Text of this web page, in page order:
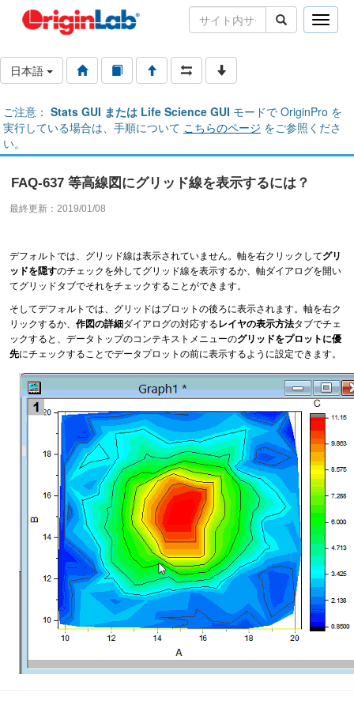
Toggle
日本語
ご注意： Stats GUI または Life Science GUI モードで OriginPro を
実行している場合は、手順について こちらのページ をご参照くださ
い。
FAQ-637 等高線図にグリッド線を表示するには？
最終更新：2019/01/08
デフォルトでは、グリッド線は表示されていません。軸を右クリックしてグリ
ッドを隠すのチェックを外してグリッド線を表示するか、軸ダイアログを開い
てグリッドタブでそれをチェックすることができます。
そしてデフォルトでは、グリッドはプロットの後ろに表示されます。軸を右ク
リックするか、 作図の詳細ダイアログの対応する レイヤの表示方法タブでチェ
ックすると、データトップのコンテキストメニューのグリッドをプロットに優
先にチェックすることでデータプロットの前に表示するように設定できます。